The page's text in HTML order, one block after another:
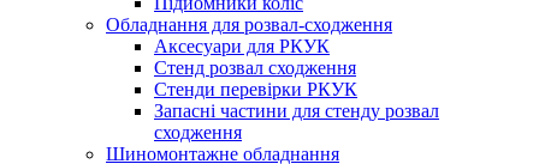
Обладнання для розвал-сходження
Аксесуари для РКУК
Стенд розвал сходження
Стенди перевірки РКУК
Запасні частини для стенду розвал
сходження
Шиномонтажне обладнання